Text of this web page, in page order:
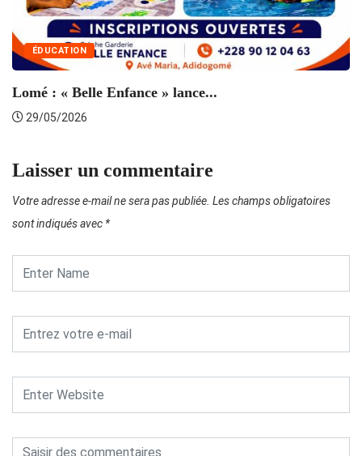
ÉDUCATION
Lomé : « Belle Enfance » lance...
29/05/2026
Laisser un commentaire
Votre adresse e-mail ne sera pas publiée. Les champs obligatoires
sont indiqués avec *